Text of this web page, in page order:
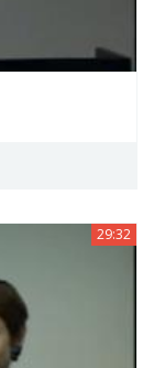
29:32